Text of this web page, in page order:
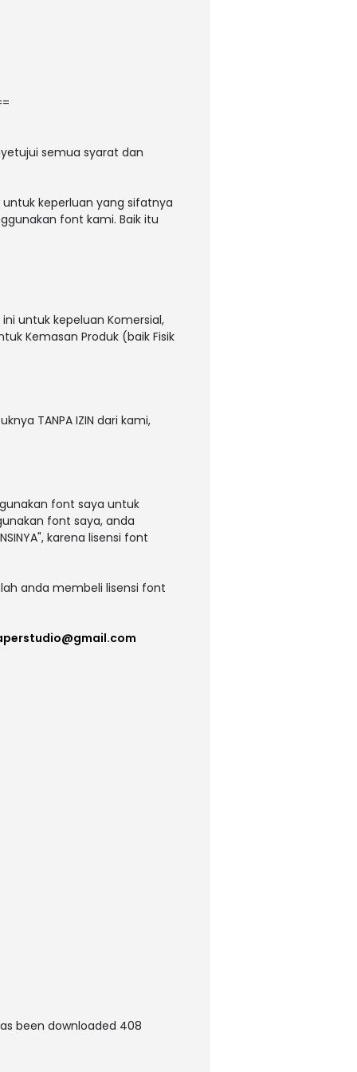
semua syarat dan
keperluan yang sifatnya
font kami. Baik itu
untuk kepeluan Komersial,
Kemasan Produk (baik Fisik
TANPA IZIN dari kami,
font saya untuk
font saya, anda
karena lisensi font
anda membeli lisensi font
been downloaded 408